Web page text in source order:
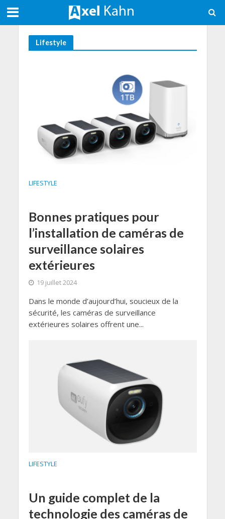
Lifestyle
LIFESTYLE
Bonnes pratiques pour
l’installation de caméras de
surveillance solaires
extérieures
19 juillet 2024
Dans le monde d’aujourd’hui, soucieux de la
sécurité, les caméras de surveillance
extérieures solaires offrent une...
LIFESTYLE
Un guide complet de la
technologie des caméras de